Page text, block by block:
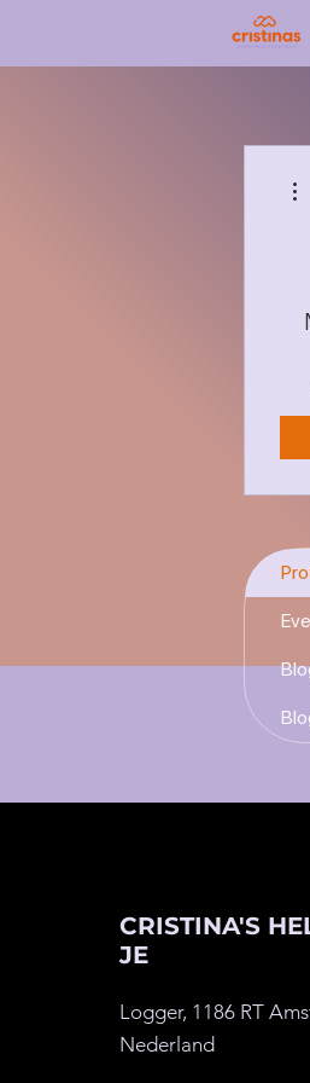
CRISTINA'S
JE
Logger, 1186 RT
Nederland